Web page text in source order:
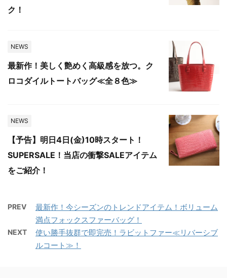
ク！
NEWS
最新作！美しく艶めく高級感を放つ。ク
ロコダイルトートバッグ≪全８色≫
NEWS
【予告】明日4日(金)10時スタート！
SUPERSALE！当店の衝撃SALEアイテム
をご紹介！
PREV
最新作！今シーズンのトレンドアイテム！ボリューム
満点フォックスファーバッグ！
NEXT
使い勝手抜群で即完売！ラビットファー≪リバーシブ
ルコート≫！